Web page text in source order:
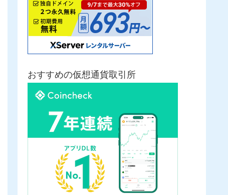
おすすめの仮想通貨取引所